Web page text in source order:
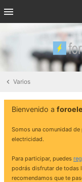
Varios
Bienvenido a
Somos una comunidad
electricidad.
Para participar, puedes
podrás disfrutar de todas
recomendamos que te